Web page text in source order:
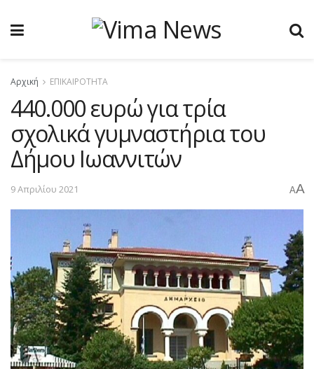
Αρχική ΕΠΙΚΑΙΡΟΤΗΤΑ
440.000 ευρώ για τρία
σχολικά γυμναστήρια του
Δήμου Ιωαννιτών
9 Απριλίου 2021 AA